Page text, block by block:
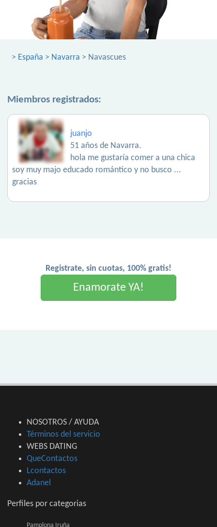
> España > Navarra > Navascues
Miembros registrados:
juanjo
51 años de Navarra.
hola me gustaría comer a una chica
soy muy majo educado romántico y no busco ...
gracias
Registrate, sin cuotas, 100% gratis!
Enamorate YA!
NOSOTROS / AYUDA
Términos del servicio
WEBS DATING
QueContactos
Lcontactos
Adanel
Perfiles por categorias
Pamplona Iruña